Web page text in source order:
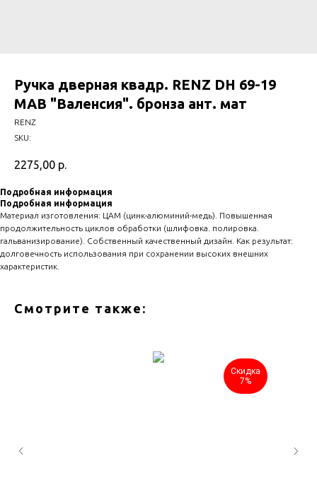
Ручка дверная квадр. RENZ DH 69-19
МАВ "Валенсия". бронза ант. мат
RENZ
SKU:
2275,00 р.
Подробная информация
Подробная информация
Материал изготовления: ЦАМ (цинк-алюминий-медь). Повышенная
продолжительность циклов обработки (шлифовка. полировка.
гальванизирование). Собственный качественный дизайн. Как результат:
долговечность использования при сохранении высоких внешних
характеристик.
Смотрите также:
Скидка
7%